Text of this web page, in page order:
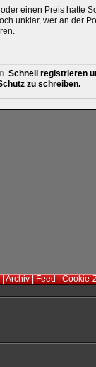
einen Preis hatte
unklar, wer an der
Schnell registrieren
zu schreiben.
|Archiv|Feed|Cookie-